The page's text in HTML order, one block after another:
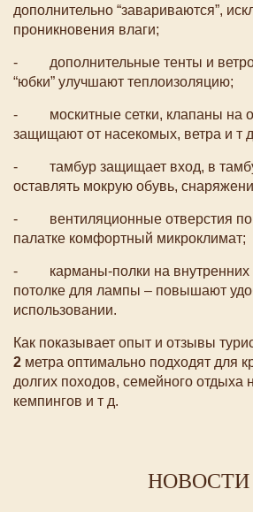
дополнительно “завариваются”,
проникновения влаги;
- дополнительные тенты и
“юбки” улучшают теплоизоляцию;
- москитные сетки, клапаны на
защищают от насекомых, ветра и т
- тамбур защищает вход, в
оставлять мокрую обувь,
- вентиляционные отверстия
палатке комфортный микроклимат;
- карманы-полки на внутренних
потолке для лампы – повышают
использовании.
Как показывает опыт и отзывы
2 метра оптимально подходят для
долгих походов, семейного отдыха
кемпингов и т д.
НОВОСТИ